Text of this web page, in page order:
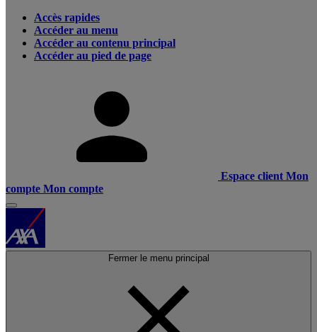
Accès rapides
Accéder au menu
Accéder au contenu principal
Accéder au pied de page
Espace client Mon
compte Mon compte
Fermer le menu principal